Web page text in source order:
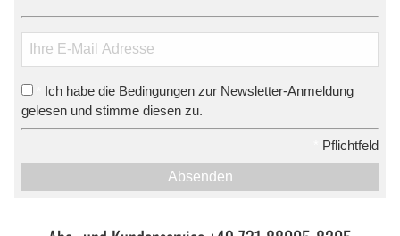
Ich habe die Bedingungen zur Newsletter-Anmeldung
gelesen und stimme diesen zu.
Pflichtfeld
Absenden